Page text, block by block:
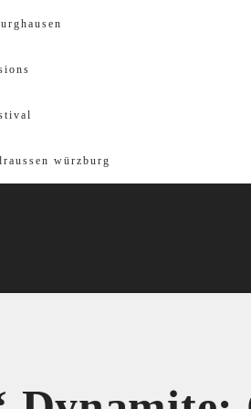
würzburg